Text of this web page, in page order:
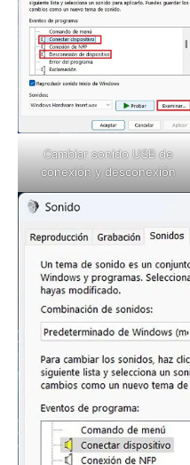
Cambiar sonido USB de
conexión y desconexión